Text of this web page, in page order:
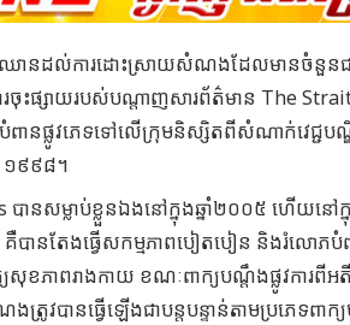
ឈានដល់ការដោះស្រាយសំណងដែលមានចំនួន
ះផ្សាយរបស់បណ្តាញសារព័ត៌មាន The
នផ្លូវភេទទៅលើក្រុមនិស្សិតពីសំណាក់វេជ្ជបណ្
១៩៩៨។
បានសម្លាប់ខ្លួនឯងនៅក្នុងឆ្នាំ២០០៥ ហើយ
បានតែងធ្វើសកម្មភាពបៀតបៀន និងរំលោភបំ
សុខភាពរាងកាយ ខណៈពាក្យបណ្តឹងផ្លូវការពី
បានធ្វើឡើងជាបន្តបន្ទាន់តាមប្រភេទពាក្